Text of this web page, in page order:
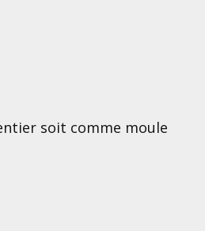
soit comme moule